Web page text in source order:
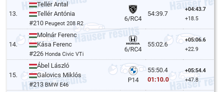
13.
Tellér Antal
Tellér Antónia
#210 Peugeot 208 R2
6/RC4
54:39.7
+04:43.7
+18.5
14.
Molnár Ferenc
Kása Ferenc
#226 Honda Civic VTi
6/RC4
55:02.6
+05:06.6
+22.9
15.
Ábel László
Galovics Miklós
#213 BMW E46
P14
55:50.4
01:10.0
+05:54.4
+47.8